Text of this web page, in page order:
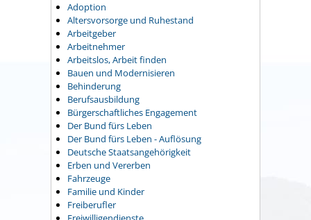
Adoption
Altersvorsorge und Ruhestand
Arbeitgeber
Arbeitnehmer
Arbeitslos, Arbeit finden
Bauen und Modernisieren
Behinderung
Berufsausbildung
Bürgerschaftliches Engagement
Der Bund fürs Leben
Der Bund fürs Leben - Auflösung
Deutsche Staatsangehörigkeit
Erben und Vererben
Fahrzeuge
Familie und Kinder
Freiberufler